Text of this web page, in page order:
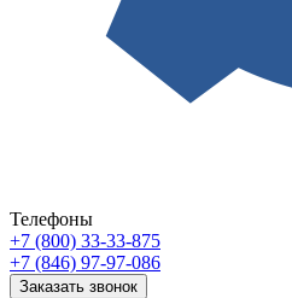
Телефоны
+7 (800) 33-33-875
+7 (846) 97-97-086
Заказать звонок